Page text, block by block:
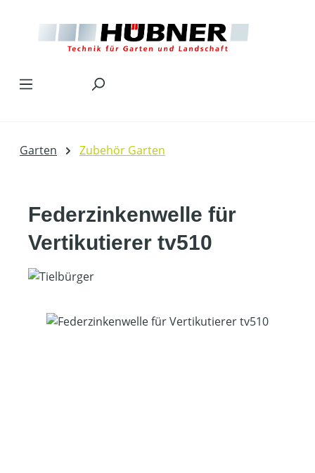
Garten Zubehör Garten
Federzinkenwelle für
Vertikutierer tv510
Bildergalerie überspringen